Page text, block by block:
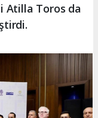
Atilla Toros da